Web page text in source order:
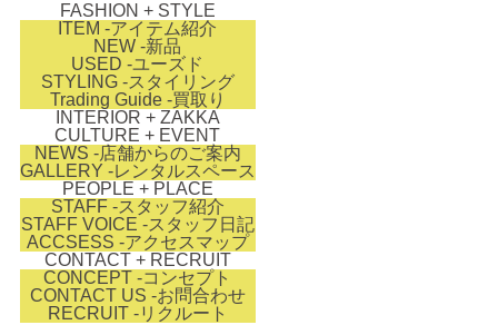
FASHION + STYLE
ITEM-アイテム紹介
NEW -新品
USED -ユーズド
STYLING-スタイリング
Trading Guide-買取り
INTERIOR + ZAKKA
CULTURE + EVENT
NEWS -店舗からのご案内
GALLERY -レンタルスペース
PEOPLE + PLACE
STAFF -スタッフ紹介
STAFF VOICE -スタッフ日記
ACCSESS -アクセスマップ
CONTACT + RECRUIT
CONCEPT -コンセプト
CONTACT US -お問合わせ
RECRUIT -リクルート